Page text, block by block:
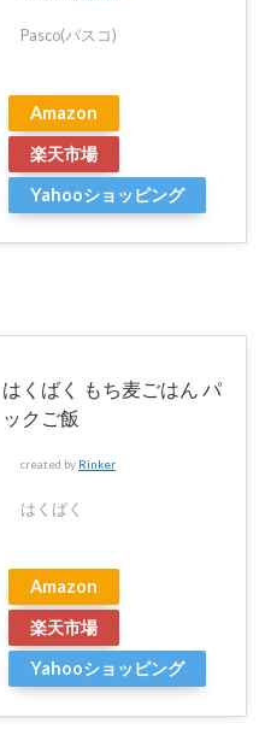
Pasco(パスコ)
Amazon
楽天市場
Yahooショッピング
はくばく もち麦ごはん パ
ックご飯
created by Rinker
はくばく
Amazon
楽天市場
Yahooショッピング